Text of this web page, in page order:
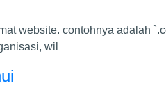
website. contohnya adalah
wil